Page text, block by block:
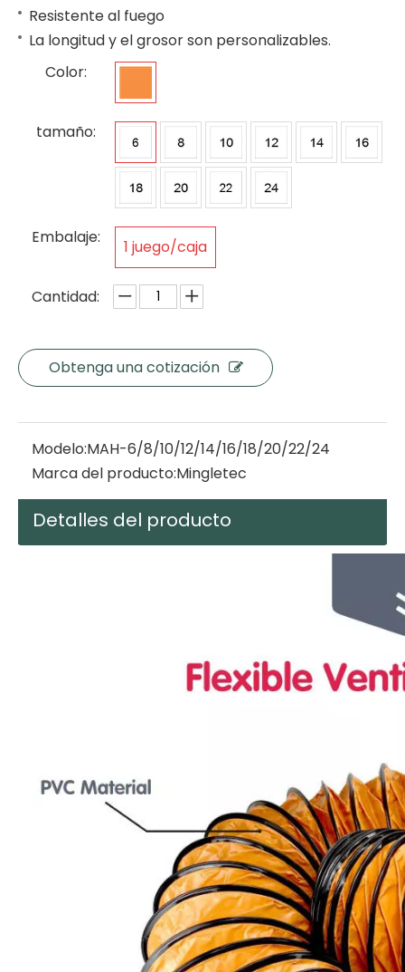
Resistente al fuego
La longitud y el grosor son personalizables.
Color:
tamaño:
Embalaje: 1 juego/caja
Cantidad:
Obtenga una cotización
Modelo:MAH-6/8/10/12/14/16/18/20/22/24
Marca del producto:Mingletec
Detalles del producto